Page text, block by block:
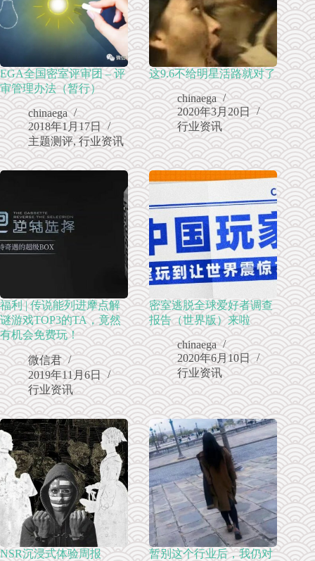
EGA全国密室评审团 – 评
审管理办法（暂行）
chinaega
2018年1月17日
主题测评,行业资讯
这9.6不给明星活路就对了
chinaega
2020年3月20日
行业资讯
福利 | 传说能列进摩点解
谜游戏TOP3的TA，竟然
有机会免费玩！
微信君
2019年11月6日
行业资讯
密室逃脱全球爱好者调查
报告（世界版）来啦
chinaega
2020年6月10日
行业资讯
NSR沉浸式体验周报 暂别这个行业后，我仍对